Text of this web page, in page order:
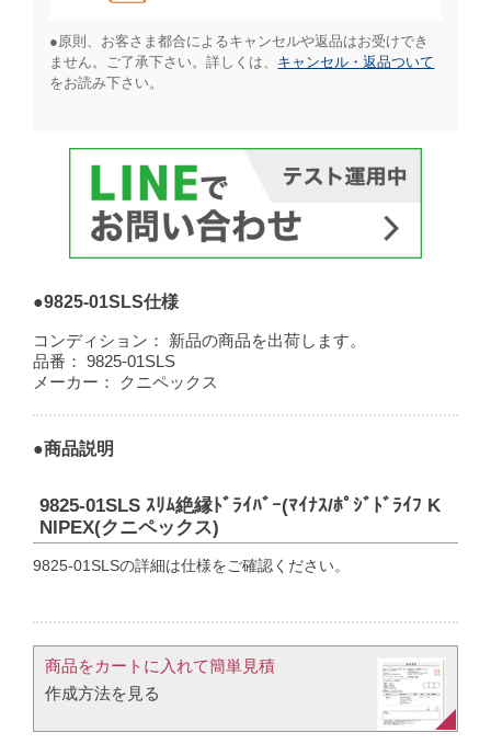
●原則、お客さま都合によるキャンセルや返品はお受けでき
ません。ご了承下さい。詳しくは、 キャンセル・返品ついて
をお読み下さい。​
●9825-01SLS仕様
コンディション：
新品の商品を出荷します。
品番：
9825-01SLS
メーカー：
クニペックス
●商品説明
9825-01SLS ｽﾘﾑ絶縁ﾄﾞﾗｲﾊﾞｰ(ﾏｲﾅｽ/ﾎﾟｼﾞﾄﾞﾗｲﾌ K
NIPEX(クニペックス)
9825-01SLSの詳細は仕様をご確認ください。
商品をカートに入れて簡単見積​
作成方法を見る​​